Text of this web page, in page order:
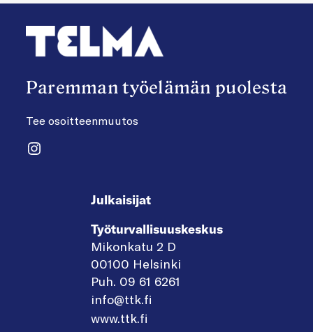
Paremman työelämän puolesta
Tee osoitteenmuutos
Instagram
Julkaisijat
Työturvallisuuskeskus
Mikonkatu 2 D
00100 Helsinki
Puh. 09 61 6261
info@ttk.fi
www.ttk.fi